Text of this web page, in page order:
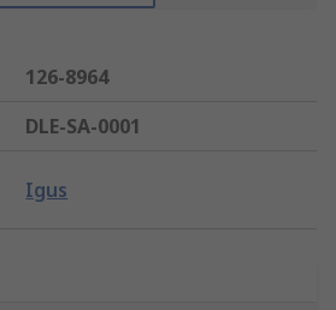
126-8964
DLE-SA-0001
Igus